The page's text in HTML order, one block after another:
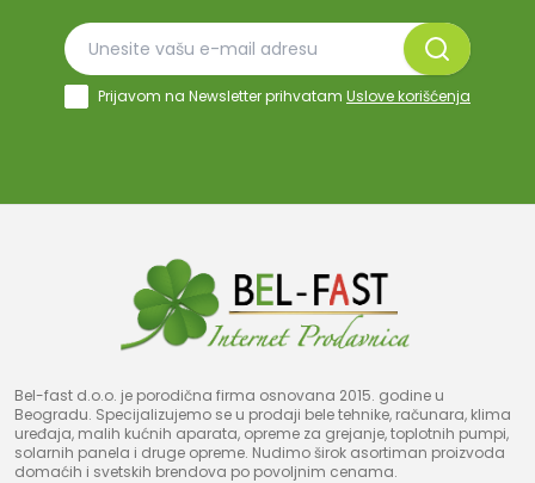
Prijavom na Newsletter prihvatam Uslove korišćenja
Bel-fast d.o.o. je porodična firma osnovana 2015. godine u
Beogradu. Specijalizujemo se u prodaji bele tehnike, računara, klima
uređaja, malih kućnih aparata, opreme za grejanje, toplotnih pumpi,
solarnih panela i druge opreme. Nudimo širok asortiman proizvoda
domaćih i svetskih brendova po povoljnim cenama.